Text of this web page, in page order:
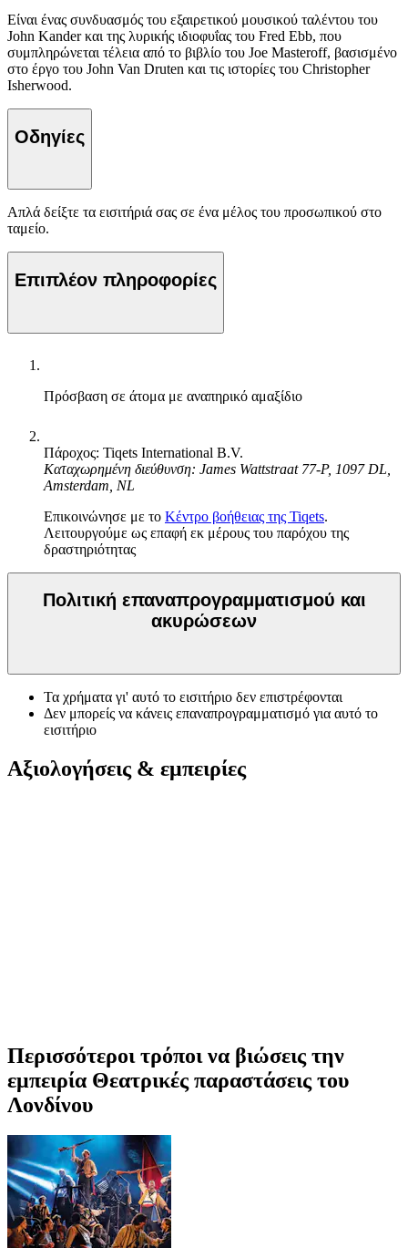
Είναι ένας συνδυασμός του εξαιρετικού μουσικού ταλέντου του
John Kander και της λυρικής ιδιοφυΐας του Fred Ebb, που
συμπληρώνεται τέλεια από το βιβλίο του Joe Masteroff, βασισμένο
στο έργο του John Van Druten και τις ιστορίες του Christopher
Isherwood.
Οδηγίες
Απλά δείξτε τα εισιτήριά σας σε ένα μέλος του προσωπικού στο
ταμείο.
Επιπλέον πληροφορίες
Πρόσβαση σε άτομα με αναπηρικό αμαξίδιο
Πάροχος: Tiqets International B.V.
Καταχωρημένη διεύθυνση: James Wattstraat 77-P, 1097 DL,
Amsterdam, NL
Επικοινώνησε με το Κέντρο βοήθειας της Tiqets.
Λειτουργούμε ως επαφή εκ μέρους του παρόχου της
δραστηριότητας
Πολιτική επαναπρογραμματισμού και
ακυρώσεων
Τα χρήματα γι' αυτό το εισιτήριο δεν επιστρέφονται
Δεν μπορείς να κάνεις επαναπρογραμματισμό για αυτό το
εισιτήριο
Αξιολογήσεις & εμπειρίες
Περισσότεροι τρόποι να βιώσεις την
εμπειρία Θεατρικές παραστάσεις του
Λονδίνου